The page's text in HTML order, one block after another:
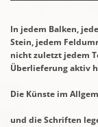
In jedem Balken,
Stein, jedem
nicht zuletzt jedem
Überlieferung aktiv
Die Künste im
und die Schriften